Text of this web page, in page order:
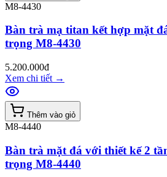
M8-4430
Bàn trà mạ titan kết hợp mặt
trọng M8-4430
5.200.000đ
Xem chi tiết →
Thêm vào giỏ
M8-4440
Bàn trà mặt đá với thiết kế 2
trọng M8-4440